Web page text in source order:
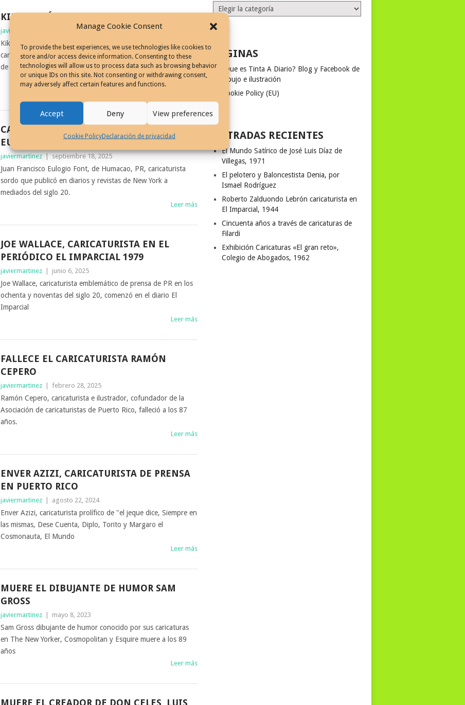
Manage Cookie Consent
To provide the best experiences, we use technologies like cookies to
store and/or access device information. Consenting to these
technologies will allow us to process data such as browsing behavior
or unique IDs on this site. Not consenting or withdrawing consent,
may adversely affect certain features and functions.
Accept Deny View preferences
Cookie PolicyDeclaración de privacidad
KIKI LLEGÓ PARA QUEDARSE, 1956
javiermartinez enero 19, 2026
Kiki en WAPA, es una produccion e interpretación del
caricaturista Eddie Ortiz. Lunes, miércoles y viernes a las 6:15
de la noche por el Canal 4.
Leer más
CARICATURISTA SORDO, JUAN FRANCISCO
EULOGIO FONT
javiermartinez | septiembre 18, 2025
Juan Francisco Eulogio Font, de Humacao, PR, caricaturista
sordo que publicó en diarios y revistas de New York a
mediados del siglo 20.
Leer más
JOE WALLACE, CARICATURISTA EN EL
PERIÓDICO EL IMPARCIAL 1979
javiermartinez | junio 6, 2025
Joe Wallace, caricaturista emblemático de prensa de PR en los
ochenta y noventas del siglo 20, comenzó en el diario El
Imparcial
Leer más
FALLECE EL CARICATURISTA RAMÓN
CEPERO
javiermartinez | febrero 28, 2025
Ramón Cepero, caricaturista e ilustrador, cofundador de la
Asociación de caricaturistas de Puerto Rico, falleció a los 87
años.
Leer más
ENVER AZIZI, CARICATURISTA DE PRENSA
EN PUERTO RICO
javiermartinez | agosto 22, 2024
Enver Azizi, caricaturista prolífico de "el jeque dice, Siempre en
las mismas, Dese Cuenta, Diplo, Torito y Margaro el
Cosmonauta, El Mundo
Leer más
MUERE EL DIBUJANTE DE HUMOR SAM
GROSS
javiermartinez | mayo 8, 2023
Sam Gross dibujante de humor conocido por sus caricaturas
en The New Yorker, Cosmopolitan y Esquire muere a los 89
años
Leer más
MUERE EL CREADOR DE DON CELES, LUIS
Categorias
PAGINAS
¿Que es Tinta A Diario? Blog y Facebook de
dibujo e ilustración
Cookie Policy (EU)
ENTRADAS RECIENTES
El Mundo Satírico de José Luis Díaz de
Villegas, 1971
El pelotero y Baloncestista Denia, por
Ismael Rodríguez
Roberto Zalduondo Lebrón caricaturista en
El Imparcial, 1944
Cincuenta años a través de caricaturas de
Filardi
Exhibición Caricaturas «El gran reto»,
Colegio de Abogados, 1962